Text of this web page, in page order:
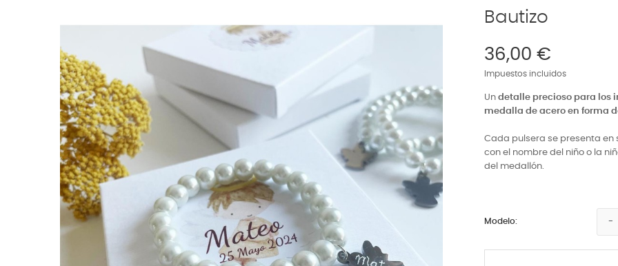
Bautizo
36,00 €
Impuestos incluidos
Un detalle precioso para los
medalla de acero en forma
Cada pulsera se presenta en
con el nombre del niño o la
del medallón.
Modelo: